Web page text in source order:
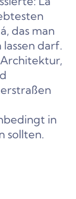
das man
darf.
in
sollten.